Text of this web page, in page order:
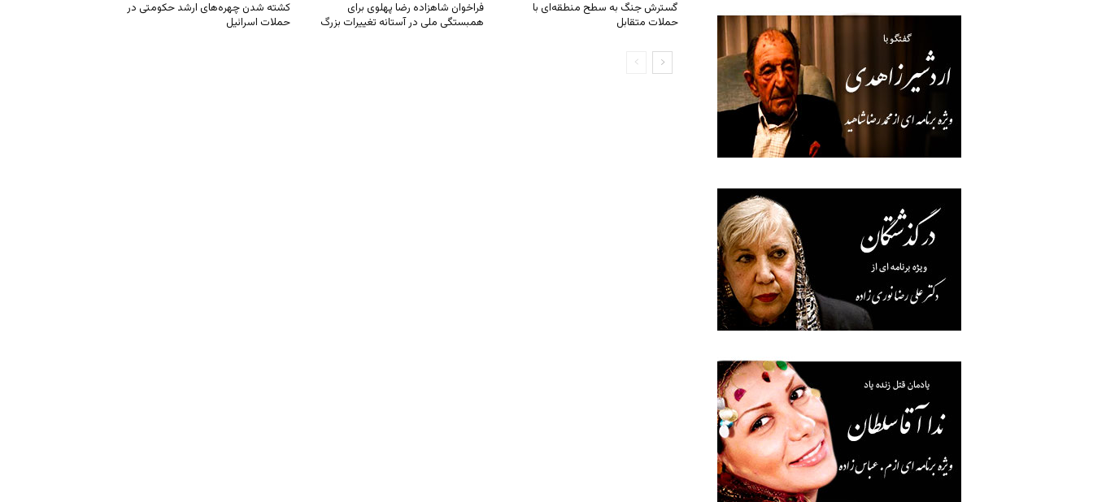
کشته شدن چهره‌های ارشد حکومتی در
حملات اسرائیل
فراخوان شاهزاده رضا پهلوی برای
همبستگی ملی در آستانه تغییرات بزرگ
گسترش جنگ به سطح منطقه‌ای با
حملات متقابل